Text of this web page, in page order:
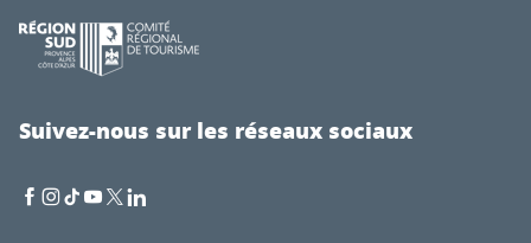
Suivez-nous sur les réseaux sociaux